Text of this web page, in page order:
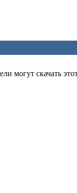
могут скачать